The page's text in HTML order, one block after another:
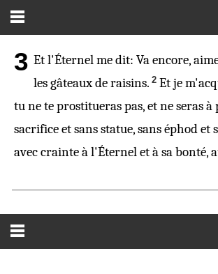
3 Et l'Éternel me dit: Va encore,
les gâteaux de raisins. 2Et je
tu ne te prostitueras pas, et ne seras
sacrifice et sans statue, sans éphod et
avec crainte à l'Éternel et à sa bonté,